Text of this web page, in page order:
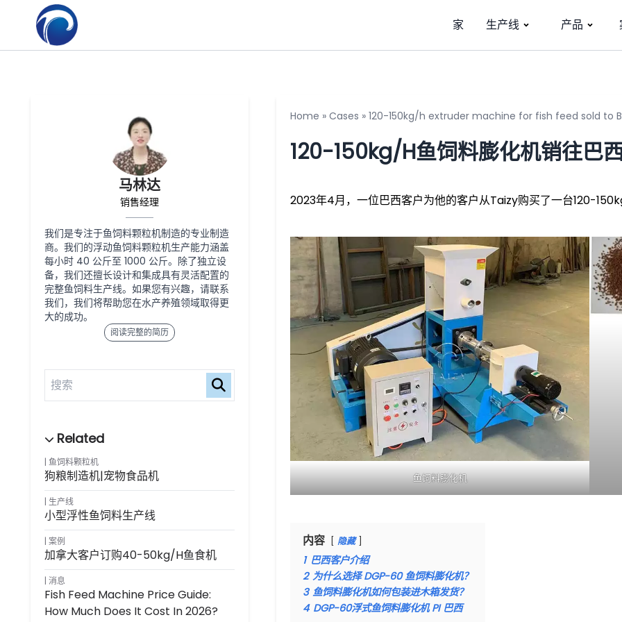
家 生产线 产品
马林达
销售经理
我们是专注于鱼饲料颗粒机制造的专业制造
商。我们的浮动鱼饲料颗粒机生产能力涵盖
每小时 40 公斤至 1000 公斤。除了独立设
备，我们还擅长设计和集成具有灵活配置的
完整鱼饲料生产线。如果您有兴趣，请联系
我们，我们将帮助您在水产养殖领域取得更
大的成功。
阅读完整的简历
鱼饲料颗粒机
狗粮制造机|宠物食品机
生产线
小型浮性鱼饲料生产线
案例
加拿大客户订购40-50kg/h鱼食机
消息
Fish Feed Machine Price Guide:
How Much Does It Cost In 2026?
Home » Cases » 120-150kg/h extruder machine for fish feed sold to
120-150kg/h鱼饲料膨化机销往巴
2023年4月，一位巴西客户为他的客户从Taizy购买了一台120-
鱼饲料膨化机
内容 隐藏
1 巴西客户介绍
2 为什么选择 DGP-60 鱼饲料膨化机？
3 鱼饲料膨化机如何包装进木箱发货？
4 DGP-60浮式鱼饲料膨化机 PI 巴西